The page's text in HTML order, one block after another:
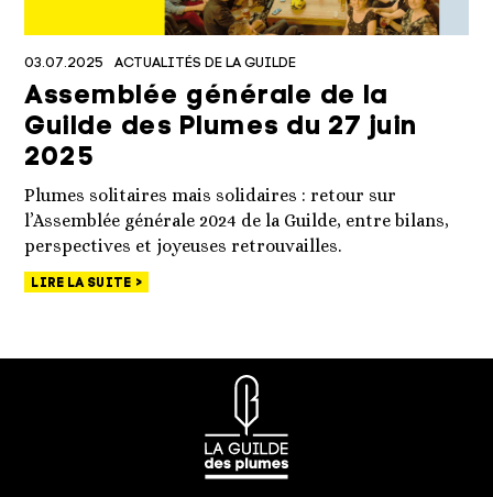
03.07.2025 ACTUALITÉS DE LA GUILDE
Assemblée générale de la
Guilde des Plumes du 27 juin
2025
Plumes solitaires mais solidaires : retour sur
l’Assemblée générale 2024 de la Guilde, entre bilans,
perspectives et joyeuses retrouvailles.
LIRE LA SUITE